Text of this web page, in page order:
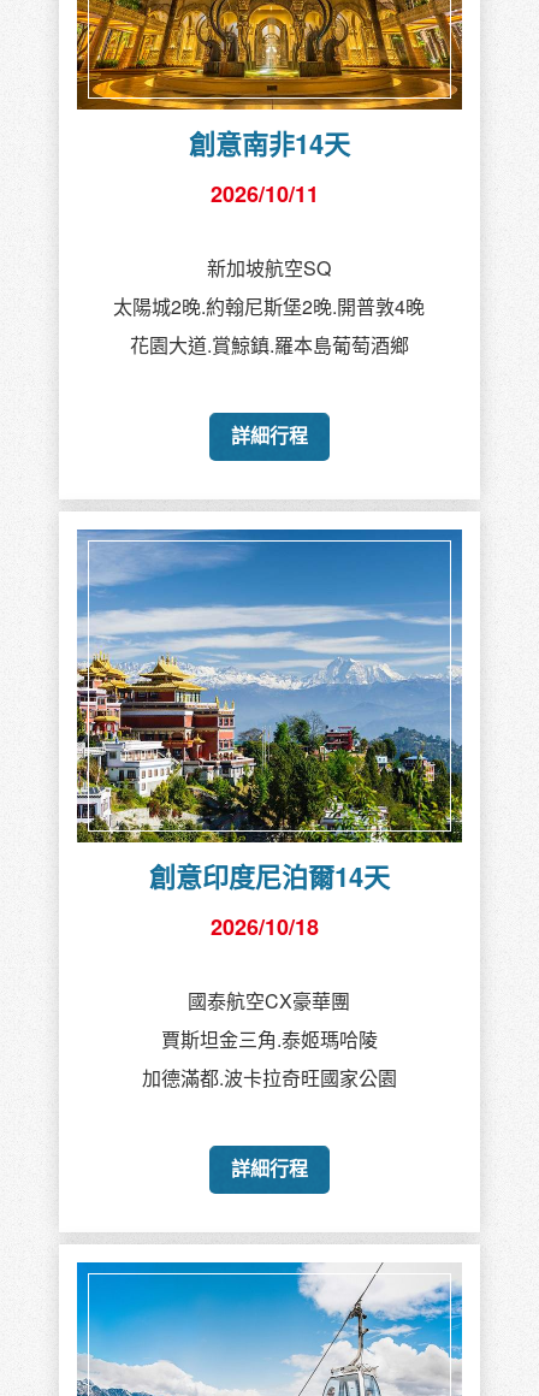
創意南非14天
2026/10/11
新加坡航空SQ
太陽城2晚.約翰尼斯堡2晚.開普敦4晚
花園大道.賞鯨鎮.羅本島葡萄酒鄉
詳細行程
創意印度尼泊爾14天
2026/10/18
國泰航空CX豪華團
賈斯坦金三角.泰姬瑪哈陵
加德滿都.波卡拉奇旺國家公園
詳細行程